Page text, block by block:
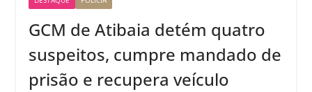
GCM de Atibaia detém quatro
suspeitos, cumpre mandado de
prisão e recupera veículo